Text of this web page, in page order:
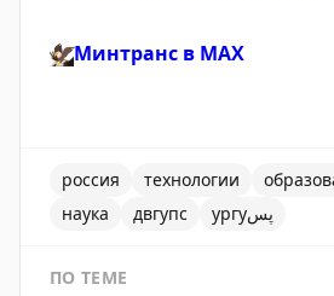
🦅Минтранс в MAX
россия технологии
наука
двгупс ургуپس
ПО ТЕМЕ